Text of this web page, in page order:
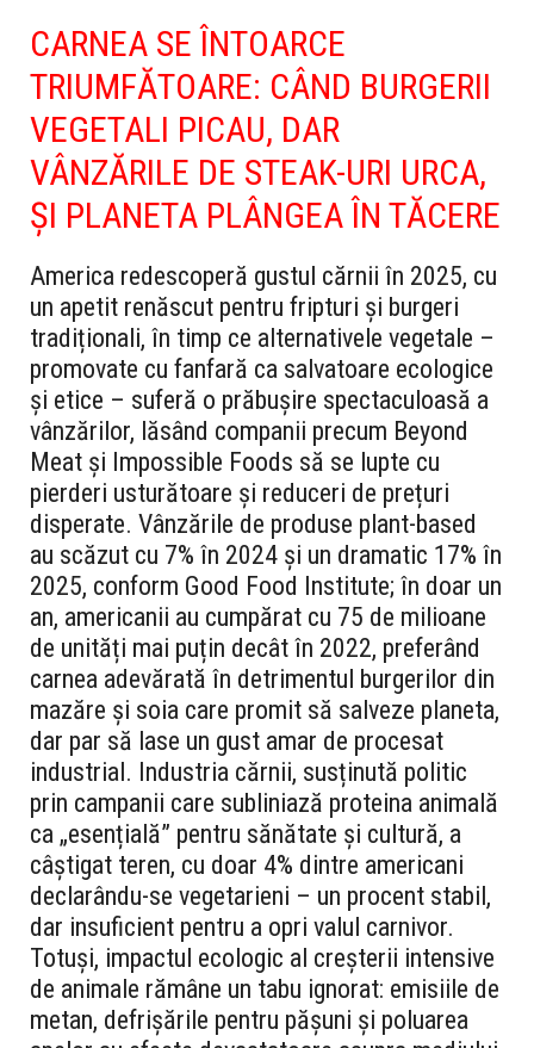
CARNEA SE ÎNTOARCE
TRIUMFĂTOARE: CÂND BURGERII
VEGETALI PICAU, DAR
VÂNZĂRILE DE STEAK-URI URCA,
ȘI PLANETA PLÂNGEA ÎN TĂCERE
America redescoperă gustul cărnii în 2025, cu
un apetit renăscut pentru fripturi și burgeri
tradiționali, în timp ce alternativele vegetale –
promovate cu fanfară ca salvatoare ecologice
și etice – suferă o prăbușire spectaculoasă a
vânzărilor, lăsând companii precum Beyond
Meat și Impossible Foods să se lupte cu
pierderi usturătoare și reduceri de prețuri
disperate. Vânzările de produse plant-based
au scăzut cu 7% în 2024 și un dramatic 17% în
2025, conform Good Food Institute; în doar un
an, americanii au cumpărat cu 75 de milioane
de unități mai puțin decât în 2022, preferând
carnea adevărată în detrimentul burgerilor din
mazăre și soia care promit să salveze planeta,
dar par să lase un gust amar de procesat
industrial. Industria cărnii, susținută politic
prin campanii care subliniază proteina animală
ca „esențială” pentru sănătate și cultură, a
câștigat teren, cu doar 4% dintre americani
declarându-se vegetarieni – un procent stabil,
dar insuficient pentru a opri valul carnivor.
Totuși, impactul ecologic al creșterii intensive
de animale rămâne un tabu ignorat: emisiile de
metan, defrișările pentru pășuni și poluarea